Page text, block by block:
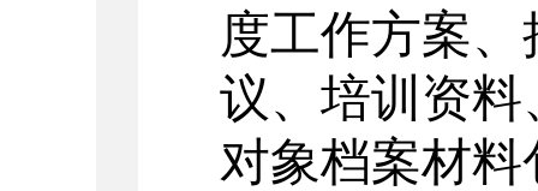
度工作方案
议、培训资
对象档案材